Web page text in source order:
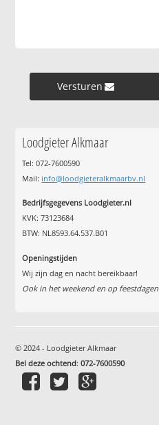
Versturen »
Loodgieter Alkmaar
Tel: 072-7600590
Mail: info@loodgieteralkmaarbv.nl
Bedrijfsgegevens Loodgieter.nl
KVK: 73123684
BTW: NL8593.64.537.B01
Openingstijden
Wij zijn dag en nacht bereikbaar!
Ook in het weekend en op feestdagen
© 2024 - Loodgieter Alkmaar
Bel deze ochtend:072-7600590